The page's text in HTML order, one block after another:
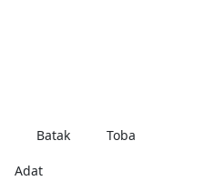
Batak Toba
Adat